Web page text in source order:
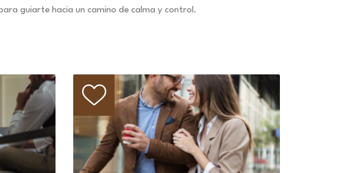
guiarte hacia un camino de calma y control.